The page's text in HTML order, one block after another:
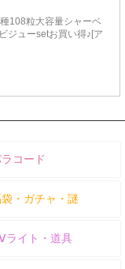
コード
・ガチャ・謎
ライト・道具